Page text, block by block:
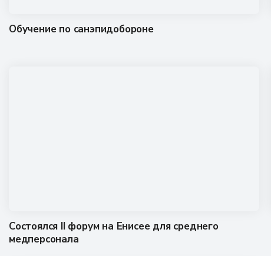
Обучение по санэпидобороне
Состоялся II форум на Енисее для среднего
медперсонала